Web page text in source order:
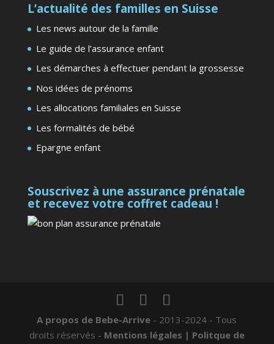
L’actualité des familles en Suisse
Les news autour de la famille
Le guide de l’assurance enfant
Les démarches à effectuer pendant la grossesse
Nos idées de prénoms
Les allocations familiales en Suisse
Les formalités de bébé
Epargne enfant
Souscrivez à une assurance prénatale
et recevez votre coffret cadeau !
A propos de Bebe-Arrive - 2013-2024 - Tous
droits réservés - Mentions légales | Politque de